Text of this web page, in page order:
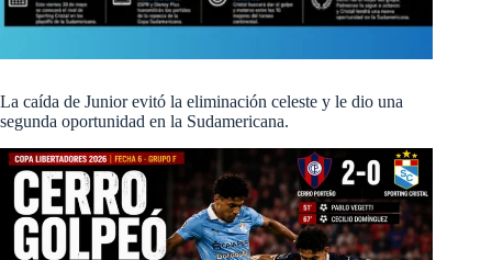
La caída de Junior evitó la eliminación celeste y le dio una
segunda oportunidad en la Sudamericana.